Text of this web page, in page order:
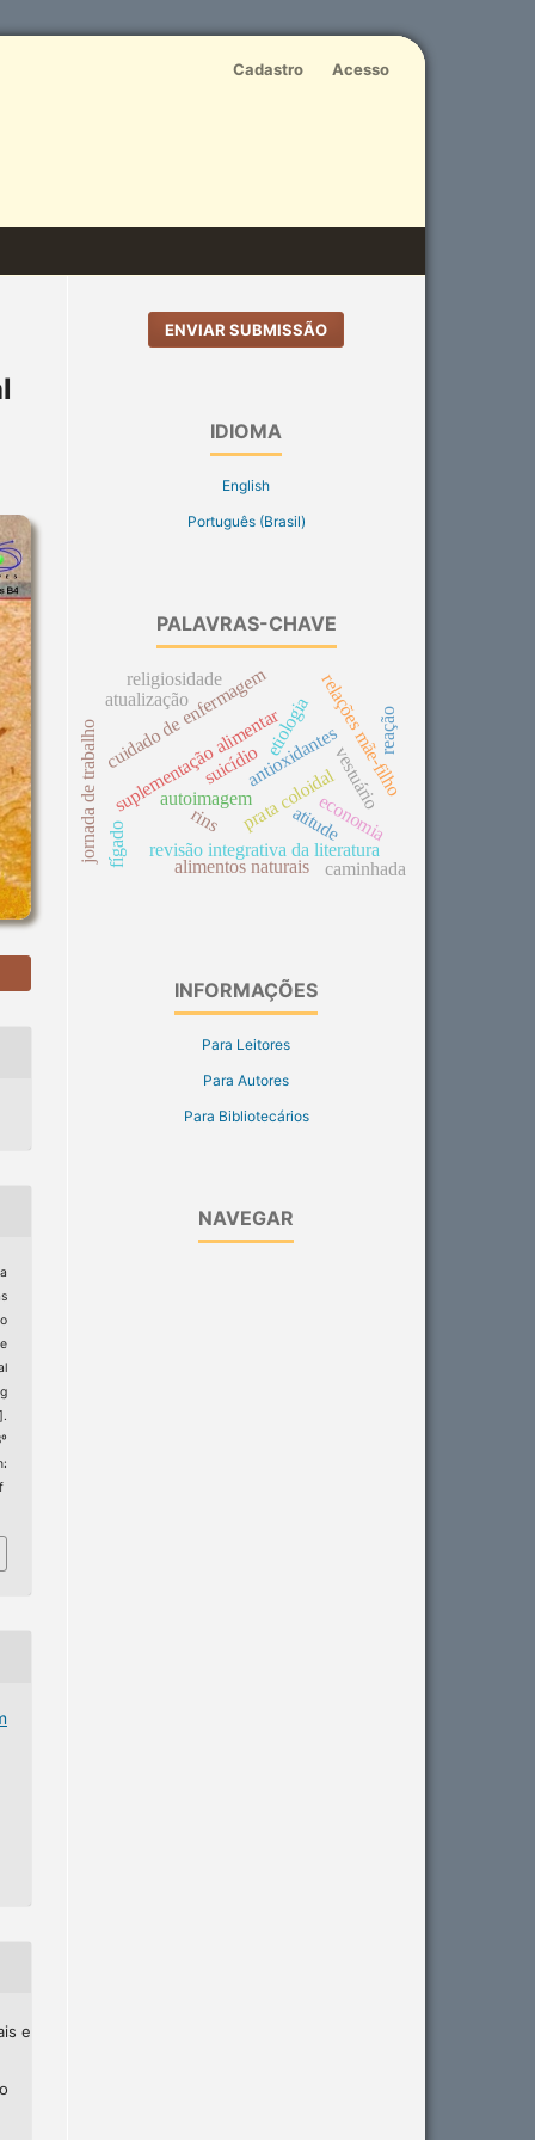
Cadastro Acesso
e
ENVIAR SUBMISSÃO
IDIOMA
English
Português (Brasil)
PALAVRAS-CHAVE
cuidado de enfermagem
prata coloidal
etiologia
revisão integrativa da literatura
atualização
antioxidantes
suplementação alimentar
alimentos naturais
relações mãe-filho
autoimagem
rins
suicídio
jornada de trabalho vestuário
economia
fígado
reação
atitude
religiosidade
caminhada
INFORMAÇÕES
Para Leitores
Para Autores
Para Bibliotecários
NAVEGAR